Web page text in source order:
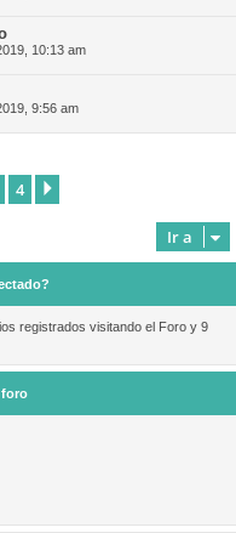
10:13 am
9:56 am
4
Ir a
registrados visitando el Foro y 9
foro